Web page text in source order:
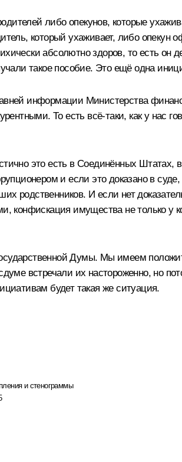
либо опекунов, которые
который ухаживает, либо
абсолютно здоров, то есть
такое пособие. Это ещё одна
информации Министерства
То есть всё‑таки, как у
это есть в Соединённых Штатах,
и если это доказано в
родственников. И если нет
конфискация имущества не только у
Думы. Мы имеем
встречали их настороженно, но
будет такая же ситуация.
и стенограммы